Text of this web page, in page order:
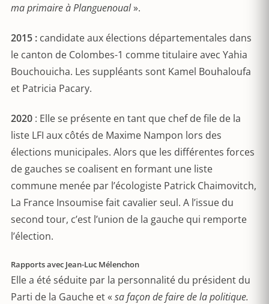
ma primaire à Planguenoual».
2015 : candidate aux élections départementales dans
le canton de Colombes-1 comme titulaire avec Yahia
Bouchouicha. Les suppléants sont Kamel Bouhaloufa
et Patricia Pacary.
2020 : Elle se présente en tant que chef de file de la
liste LFI aux côtés de Maxime Nampon lors des
élections municipales. Alors que les différentes forces
de gauches se coalisent en formant une liste
commune menée par l’écologiste Patrick Chaimovitch,
La France Insoumise fait cavalier seul. A l’issue du
second tour, c’est l’union de la gauche qui remporte
l’élection.
Rapports avec Jean-Luc Mélenchon
Elle a été séduite par la personnalité du président du
Parti de la Gauche et « sa façon de faire de la politique.